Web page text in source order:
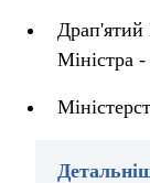
Драп'ятий
Міністра